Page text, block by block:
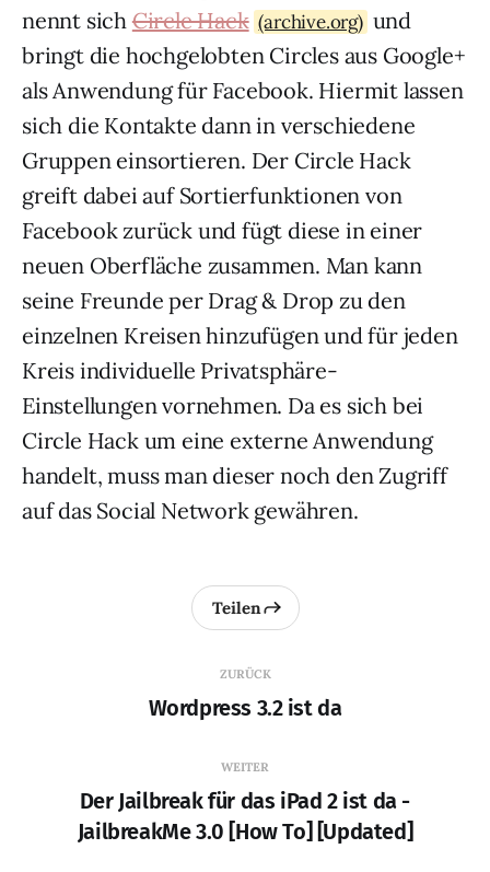
nennt sich Circle Hack (archive.org)und
bringt die hochgelobten Circles aus Google+
als Anwendung für Facebook. Hiermit lassen
sich die Kontakte dann in verschiedene
Gruppen einsortieren. Der Circle Hack
greift dabei auf Sortierfunktionen von
Facebook zurück und fügt diese in einer
neuen Oberfläche zusammen. Man kann
seine Freunde per Drag & Drop zu den
einzelnen Kreisen hinzufügen und für jeden
Kreis individuelle Privatsphäre-
Einstellungen vornehmen. Da es sich bei
Circle Hack um eine externe Anwendung
handelt, muss man dieser noch den Zugriff
auf das Social Network gewähren.
ZURÜCK
Wordpress 3.2 ist da
Teilen
WEITER
Der Jailbreak für das iPad 2 ist da -
JailbreakMe 3.0 [How To] [Updated]